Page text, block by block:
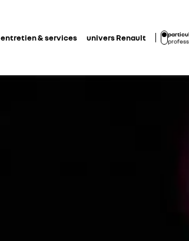
entretien & services univers Renault